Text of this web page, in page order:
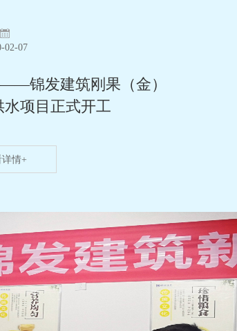
02-07
锦发建筑刚果（金）
项目正式开工
详情+